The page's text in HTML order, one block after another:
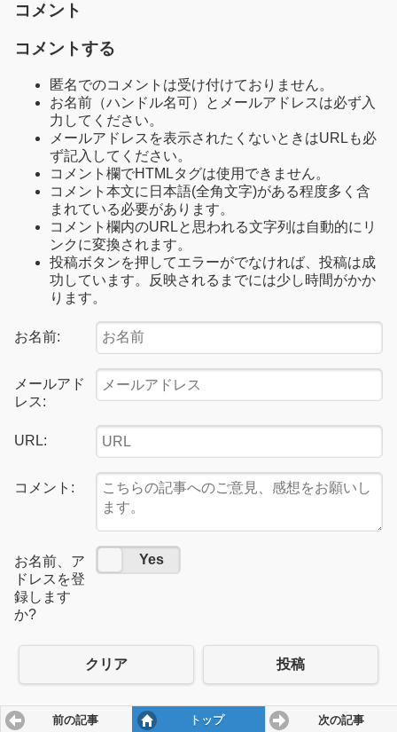
コメント
コメントする
匿名でのコメントは受け付けておりません。
お名前（ハンドル名可）とメールアドレスは必ず入
力してください。
メールアドレスを表示されたくないときはURLも必
ず記入してください。
コメント欄でHTMLタグは使用できません。
コメント本文に日本語(全角文字)がある程度多く含
まれている必要があります。
コメント欄内のURLと思われる文字列は自動的にリ
ンクに変換されます。
投稿ボタンを押してエラーがでなければ、投稿は成
功しています。反映されるまでには少し時間がかか
ります。
お名前:
メールアド
レス:
URL:
コメント:
お名前、ア
ドレスを登
録します
か?
No Yes
クリア 投稿
前の記事 トップ 次の記事